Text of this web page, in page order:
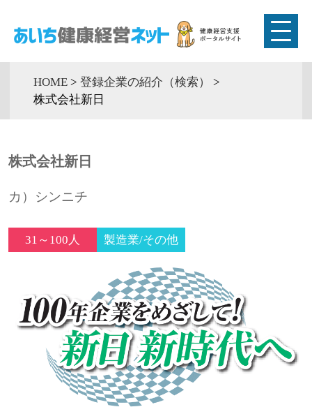
HOME > 登録企業の紹介（検索）
>
株式会社新日
株式会社新日
カ）シンニチ
31～100人 製造業/その他